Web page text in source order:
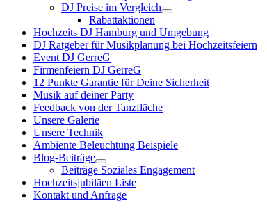
DJ Preise im Vergleich
Rabattaktionen
Hochzeits DJ Hamburg und Umgebung
DJ Ratgeber für Musikplanung bei Hochzeitsfeiern
Event DJ GerreG
Firmenfeiern DJ GerreG
12 Punkte Garantie für Deine Sicherheit
Musik auf deiner Party
Feedback von der Tanzfläche
Unsere Galerie
Unsere Technik
Ambiente Beleuchtung Beispiele
Blog-Beiträge
Beiträge Soziales Engagement
Hochzeitsjubiläen Liste
Kontakt und Anfrage